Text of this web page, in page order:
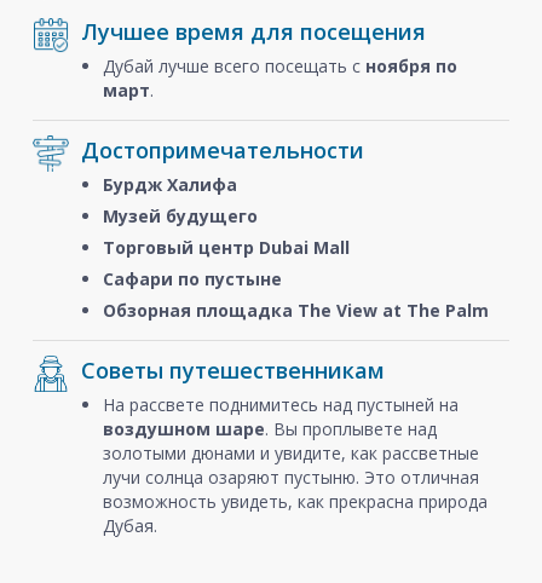
Лучшее время для посещения
Дубай лучше всего посещать с ноября по
март.
Достопримечательности
Бурдж Халифа
Музей будущего
Торговый центр Dubai Mall
Сафари по пустыне
Обзорная площадка The View at The Palm
Советы путешественникам
На рассвете поднимитесь над пустыней на
воздушном шаре. Вы проплывете над
золотыми дюнами и увидите, как рассветные
лучи солнца озаряют пустыню. Это отличная
возможность увидеть, как прекрасна природа
Дубая.